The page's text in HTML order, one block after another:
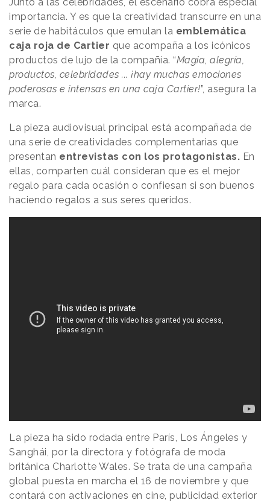
importancia. Y es que la creatividad transcurre en una
serie de habitáculos que emulan la emblemática
caja roja de Cartier que acompaña a los icónicos
productos de lujo de la compañía. “Magia, alegría,
productos, celebridades ... ¡hay muchas emociones
poderosas e intensas en una caja Cartier!”, asegura la
marca.
La pieza audiovisual principal está acompañada de
una serie de creatividades complementarias que
presentan entrevistas con los protagonistas. En
ellas, comparten cuál consideran que es el mejor
regalo para cada ocasión o confiesan si son buenos
haciendo regalos a sus seres queridos.
La pieza ha sido rodada entre París, Los Ángeles y
Sanghái, por la directora y fotógrafa de moda
británica Charlotte Wales. Se trata de una campaña
global puesta en marcha el 16 de noviembre y que
contará con activaciones en cine, publicidad exterior